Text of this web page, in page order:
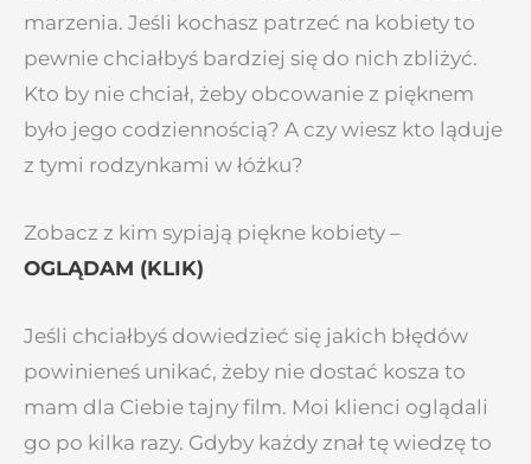
marzenia. Jeśli kochasz patrzeć na kobiety to
pewnie chciałbyś bardziej się do nich zbliżyć.
Kto by nie chciał, żeby obcowanie z pięknem
było jego codziennością? A czy wiesz kto ląduje
z tymi rodzynkami w łóżku?
Zobacz z kim sypiają piękne kobiety –
OGLĄDAM (KLIK)
Jeśli chciałbyś dowiedzieć się jakich błędów
powinieneś unikać, żeby nie dostać kosza to
mam dla Ciebie tajny film. Moi klienci oglądali
go po kilka razy. Gdyby każdy znał tę wiedzę to